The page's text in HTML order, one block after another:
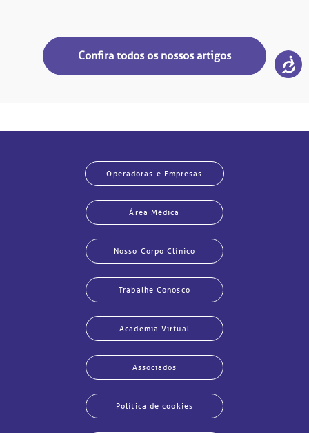
Confira todos os nossos artigos
Operadoras e Empresas
Área Médica
Nosso Corpo Clínico
Trabalhe Conosco
Academia Virtual
Associados
Política de cookies